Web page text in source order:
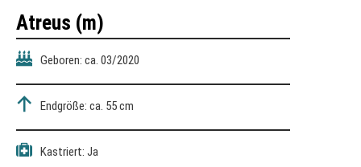
Atreus (m)
Geboren: ca. 03/2020
Endgröße: ca. 55 cm
Kastriert: Ja